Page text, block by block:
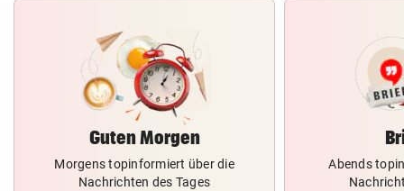
Guten Morgen
Morgens topinformiert über die
Nachrichten des Tages
Abends